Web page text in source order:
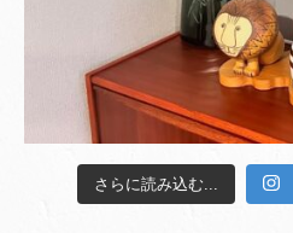
さらに読み込む...